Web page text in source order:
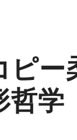
ピー
哲学